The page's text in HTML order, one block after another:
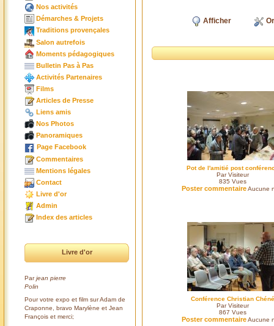
Nos activités
Démarches & Projets
Traditions provençales
Salon autrefois
Moments pédagogiques
Bulletin Pas à Pas
Activités Partenaires
Films
Articles de Presse
Liens amis
Nos Photos
Panoramiques
Page Facebook
Commentaires
Mentions légales
Contact
Livre d'or
Admin
Index des articles
Livre d'or
Parjean pierre
Polin
Pour votre expo et film sur Adam de
Craponne, bravo Marylène et Jean
François et merci;
Afficher
Pot de l'amitié post
Par Visiteur
835 Vues
Poster commentaireAucune
Conférence Christian Chéné
Par Visiteur
867 Vues
Poster commentaireAucune